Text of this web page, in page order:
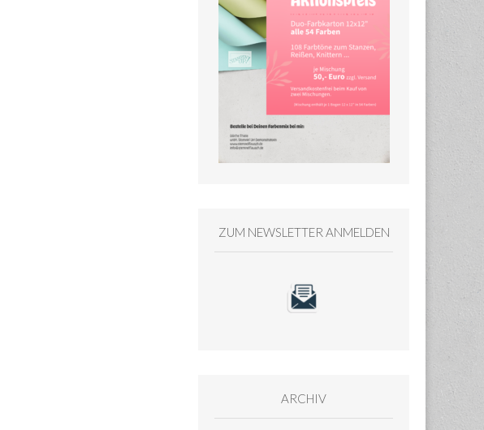
ZUM NEWSLETTER ANMELDEN
ARCHIV